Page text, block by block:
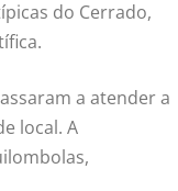
do Cerrado,
a atender a
local. A